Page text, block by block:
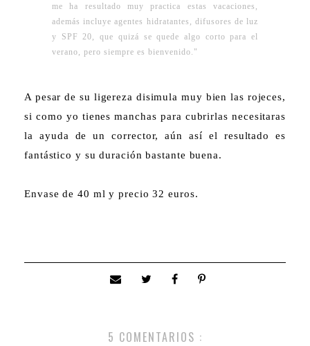
me ha resultado muy practica estas vacaciones,
además incluye agentes hidratantes, difusores de luz
y SPF 20, que quizá se quede algo corto para el
verano, pero siempre es bienvenido."
A pesar de su ligereza disimula muy bien las rojeces,
si como yo tienes manchas para cubrirlas necesitaras
la ayuda de un corrector, aún así el resultado es
fantástico y su duración bastante buena.
Envase de 40 ml y precio 32 euros.
5 COMENTARIOS :